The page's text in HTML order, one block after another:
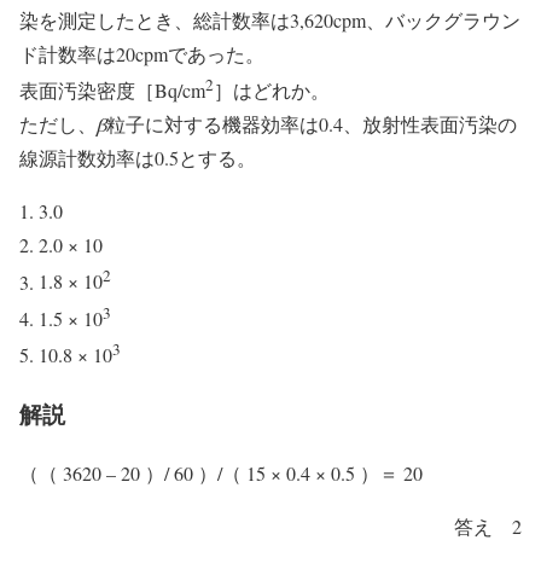
染を測定したとき、総計数率は3,620cpm、バックグラウン
ド計数率は20cpmであった。
表面汚染密度［Bq/cm2］はどれか。
ただし、 β粒子に対する機器効率は0.4、放射性表面汚染の
線源計数効率は0.5とする。
3.0
2.0 × 10
1.8 × 102
1.5 × 103
10.8 × 103
解説
（（ 3620 – 20 ）/ 60 ）/（ 15 × 0.4 × 0.5 ）＝ 20
答え 2